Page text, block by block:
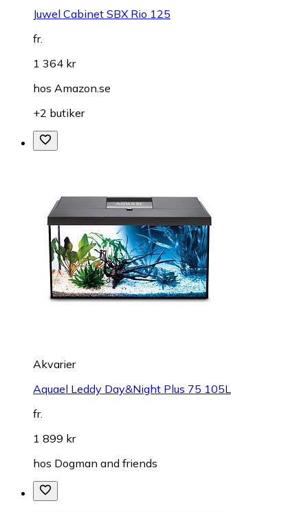
Juwel Cabinet SBX Rio 125
fr.
1 364 kr
hos Amazon.se
+2 butiker
Akvarier
Aquael Leddy Day&Night Plus 75 105L
fr.
1 899 kr
hos Dogman and friends